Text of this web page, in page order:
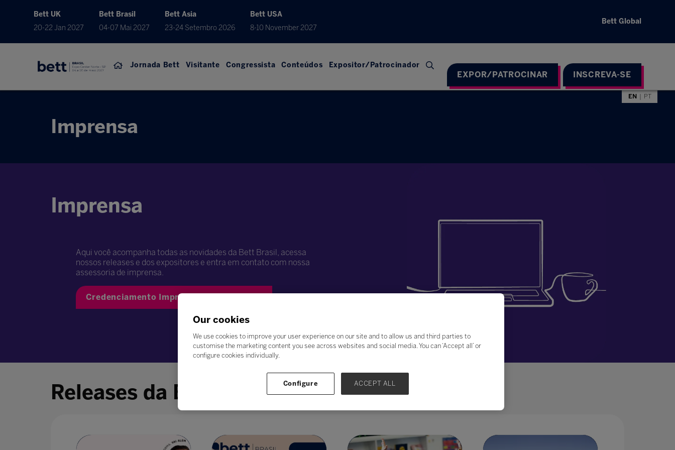
Bett UK
20-22 Jan 2027
Bett Brasil
04-07 Mai 2027
Bett Asia
23-24 Setembro 2026
Bett USA
8-10 November 2027
Bett Global
Jornada Bett Visitante Congressista Conteúdos Expositor/Patrocinador
EXPOR/PATROCINAR INSCREVA-SE
EN PT
Imprensa
Imprensa
Aqui você acompanha todas as novidades da Bett Brasil, acessa
nossos releases e dos expositores e entra em contato com nossa
assessoria de imprensa.
Credenciamento Imprensa | Jornada Bett
Releases da Bett Brasil
Our cookies
We use cookies to improve your user experience on our site and to allow us and third parties to
customise the marketing content you see across websites and social media. You can ‘Accept all’ or
configure cookies individually.
Configure ACCEPT ALL